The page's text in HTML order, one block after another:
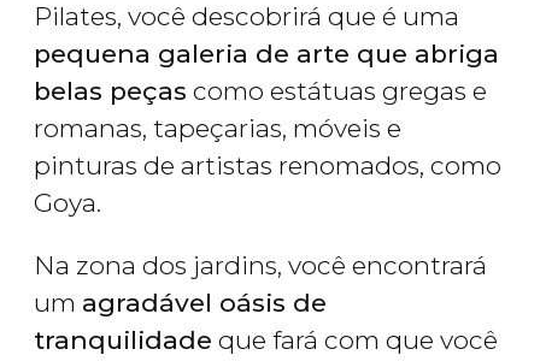
Pilates, você descobrirá que é uma
pequena galeria de arte que abriga
belas peças como estátuas gregas e
romanas, tapeçarias, móveis e
pinturas de artistas renomados, como
Goya.
Na zona dos jardins, você encontrará
um agradável oásis de
tranquilidade que fará com que você